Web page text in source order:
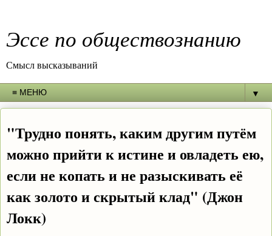
Эссе по обществознанию
Смысл высказываний
▼
"Трудно понять, каким другим путём
можно прийти к истине и овладеть ею,
если не копать и не разыскивать её
как золото и скрытый клад" (Джон
Локк)